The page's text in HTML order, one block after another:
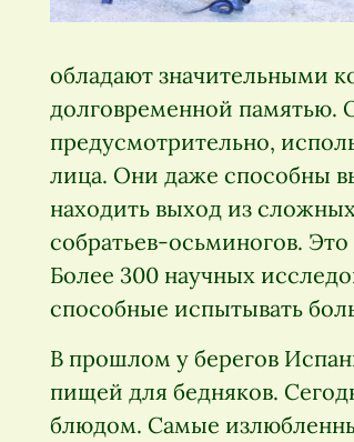
обладают значительными
долговременной памятью.
предусмотрительно,
лица. Они даже способны
находить выход из
собратьев-осьминогов.
Более 300 научных
способные испытывать
В прошлом у берегов
пищей для бедняков.
блюдом. Самые